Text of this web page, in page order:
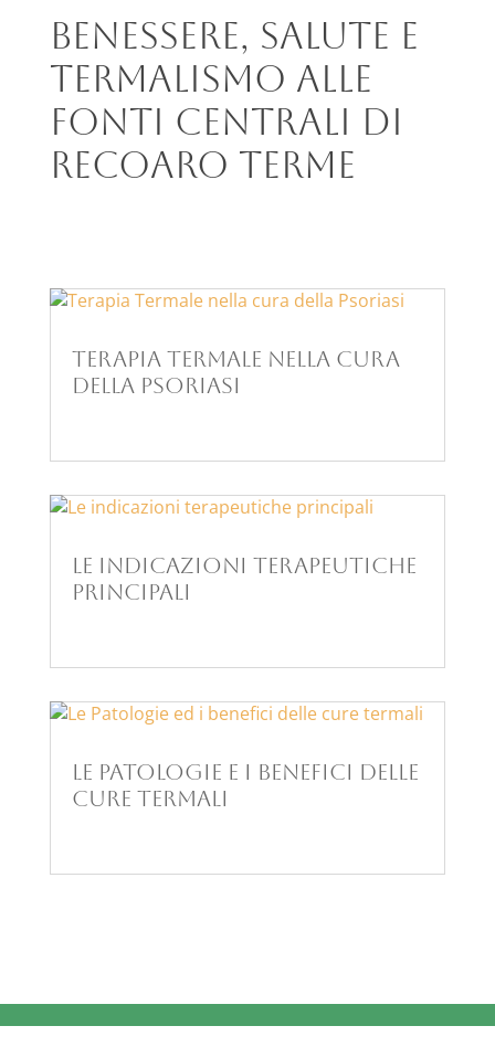
Benessere, salute e
termalismo alle
Fonti Centrali di
Recoaro Terme
Terapia Termale nella cura
della Psoriasi
Le indicazioni terapeutiche
principali
Le Patologie e i benefici delle
cure termali